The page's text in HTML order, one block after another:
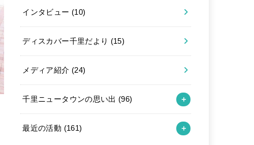
インタビュー (10)
ディスカバー千里だより (15)
メディア紹介 (24)
千里ニュータウンの思い出 (96)
最近の活動 (161)